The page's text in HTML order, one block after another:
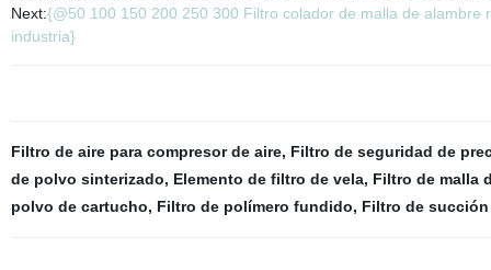
Next:{@50 100 150 200 250 300 Filtro colador de malla de
industria}
Filtro de aire para compresor de aire, Filtro de seguridad de
de polvo sinterizado, Elemento de filtro de vela, Filtro de malla
polvo de cartucho, Filtro de polímero fundido, Filtro de